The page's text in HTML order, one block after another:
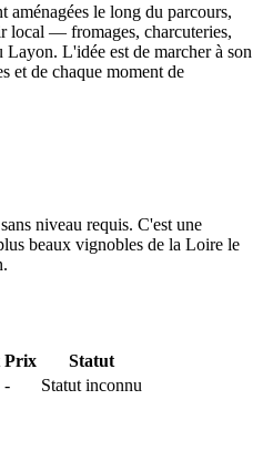
aménagées le long du parcours,
local — fromages, charcuteries,
Layon. L'idée est de marcher à son
et de chaque moment de
niveau requis. C'est une
beaux vignobles de la Loire le
Prix
Statut
- Statut inconnu